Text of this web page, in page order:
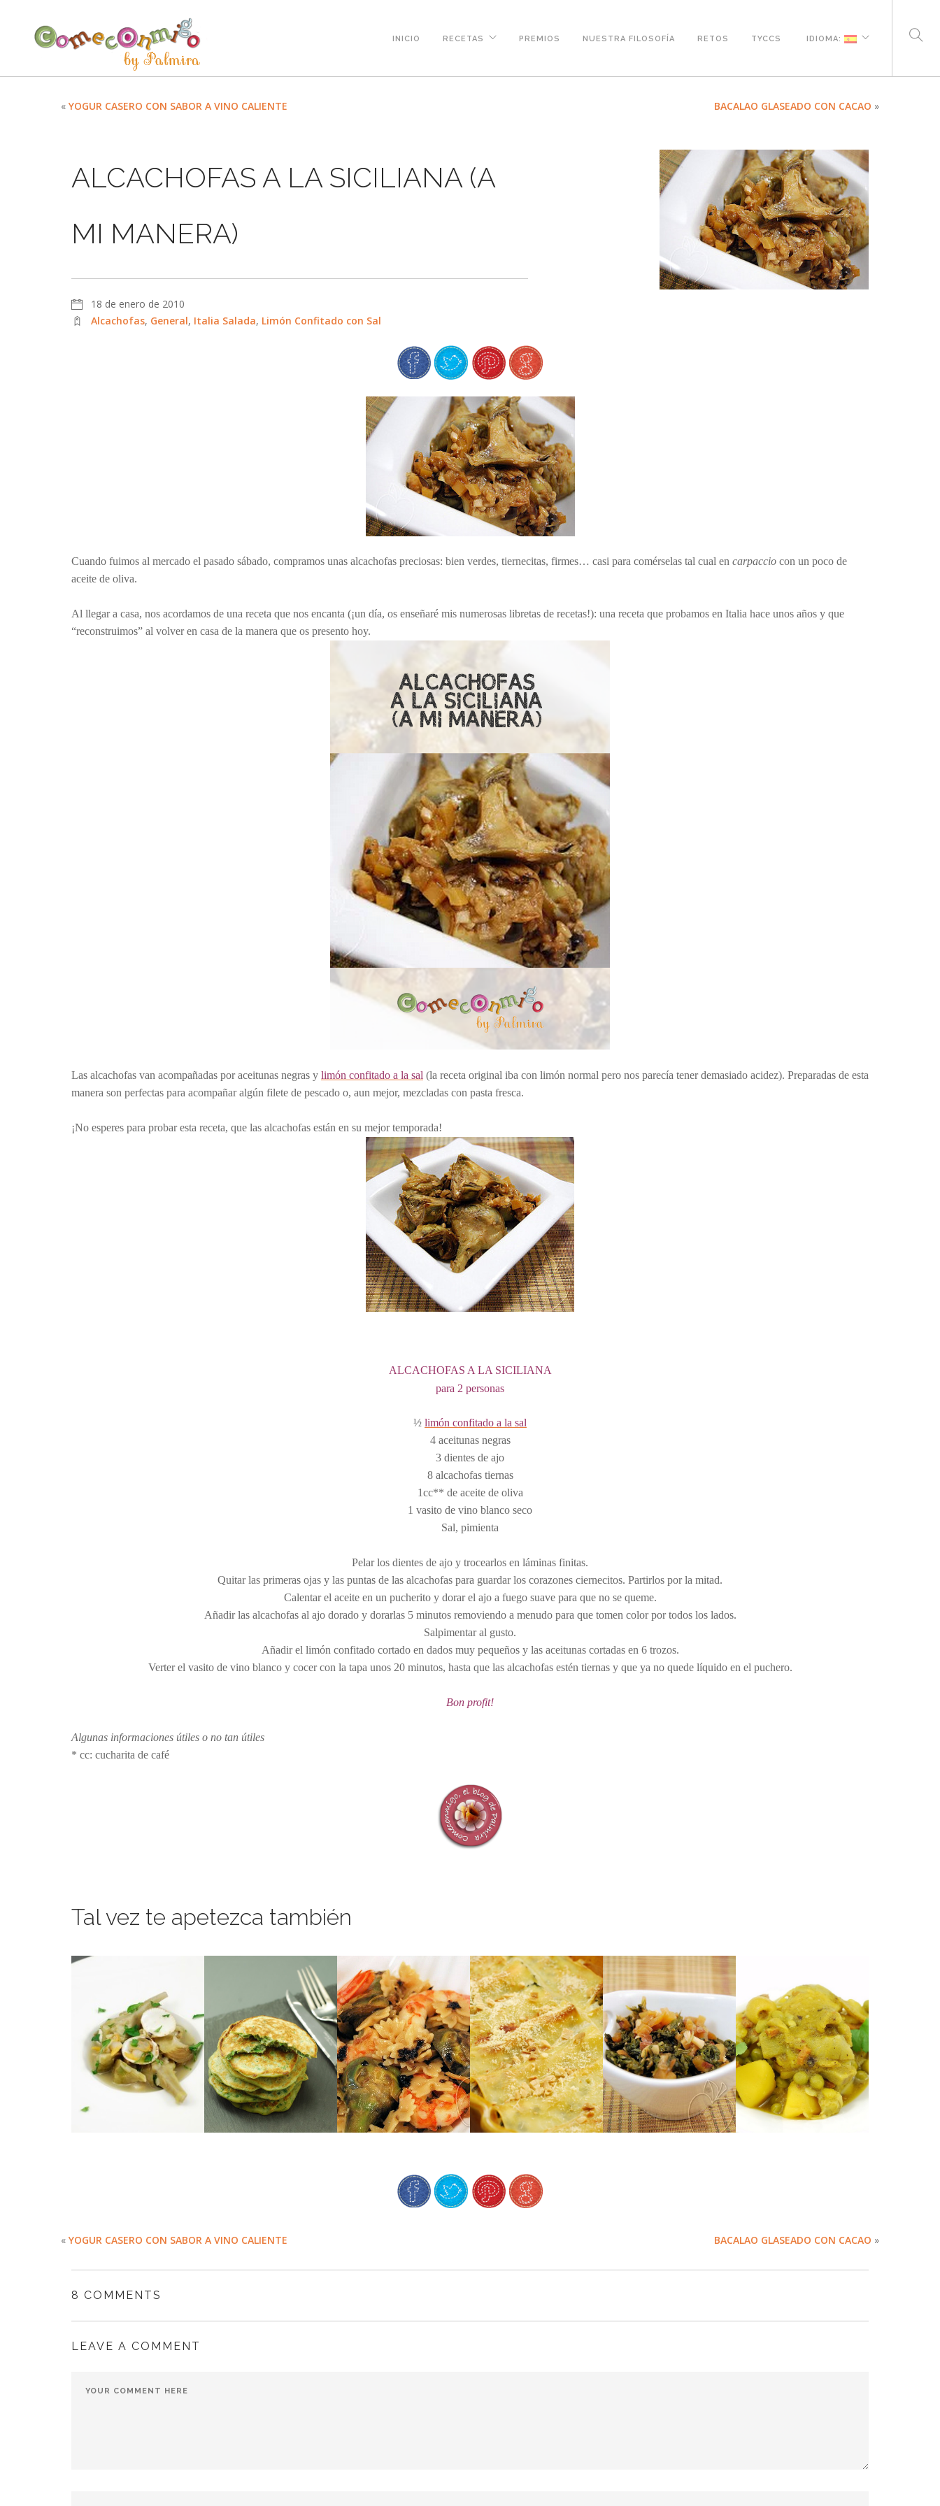
INICIO RECETAS PREMIOS NUESTRA FILOSOFÍA RETOS TYCCS IDIOMA:
« YOGUR CASERO CON SABOR A VINO CALIENTE BACALAO GLASEADO CON CACAO »
ALCACHOFAS A LA SICILIANA (A
MI MANERA)
18 de enero de 2010
Alcachofas, General, Italia Salada, Limón Confitado con Sal
Cuando fuimos al mercado el pasado sábado, compramos unas alcachofas preciosas: bien verdes, tiernecitas, firmes… casi para comérselas tal cual en carpaccio con un poco de
aceite de oliva.
Al llegar a casa, nos acordamos de una receta que nos encanta (¡un día, os enseñaré mis numerosas libretas de recetas!): una receta que probamos en Italia hace unos años y que
“reconstruimos” al volver en casa de la manera que os presento hoy.
Las alcachofas van acompañadas por aceitunas negras y limón confitado a la sal (la receta original iba con limón normal pero nos parecía tener demasiado acidez). Preparadas de esta
manera son perfectas para acompañar algún filete de pescado o, aun mejor, mezcladas con pasta fresca.
¡No esperes para probar esta receta, que las alcachofas están en su mejor temporada!
ALCACHOFAS A LA SICILIANA
para 2 personas
½ limón confitado a la sal
4 aceitunas negras
3 dientes de ajo
8 alcachofas tiernas
1cc** de aceite de oliva
1 vasito de vino blanco seco
Sal, pimienta
Pelar los dientes de ajo y trocearlos en láminas finitas.
Quitar las primeras ojas y las puntas de las alcachofas para guardar los corazones ciernecitos. Partirlos por la mitad.
Calentar el aceite en un pucherito y dorar el ajo a fuego suave para que no se queme.
Añadir las alcachofas al ajo dorado y dorarlas 5 minutos removiendo a menudo para que tomen color por todos los lados.
Salpimentar al gusto.
Añadir el limón confitado cortado en dados muy pequeños y las aceitunas cortadas en 6 trozos.
Verter el vasito de vino blanco y cocer con la tapa unos 20 minutos, hasta que las alcachofas estén tiernas y que ya no quede líquido en el puchero.
Bon profit!
Algunas informaciones útiles o no tan útiles
* cc: cucharita de café
Tal vez te apetezca también
ALCACHOFAS
CON ALMEJAS
Una receta fantástica
para combinar dos
ingredientes
maravillosos.
FARÇOUS
AVEYRONNAIS
O TORTITAS DE
HOJAS DE
ACELGA
Para disfrutar sin tirar.
RETO ALGAS:
FARFALLE CON
GAMBAS,
ALCACHOFAS &
ALGAS NORI
Un plato de pasta
perfecto: único, nutritivo
y ligero.
CANALONS DE
RICOTTA &
ACELGAS
Unos canalons
vegetarianos rellenos de
acelgas y ricotta.
ACELGAS CON
MANZANA &
ALMENDRAS
Una manera sencilla y
sana de cocinar un
generoso manojo de
acelgas.
GUISO DE
ALCACHOFAS &
PATATAS AL
ESTILO TAJINE
(en olla rápida)
Un guiso de alcachofas y
patatas cocinado con
azafrán y limón
« YOGUR CASERO CON SABOR A VINO CALIENTE BACALAO GLASEADO CON CACAO »
8 COMMENTS
LEAVE A COMMENT